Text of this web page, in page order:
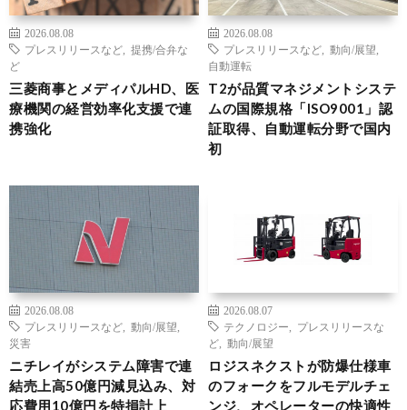
2026.08.08
プレスリリースなど
提携/合弁な
ど
三菱商事とメディパルHD、医
療機関の経営効率化支援で連
携強化
2026.08.08
プレスリリースなど
動向/展望
自動運転
T2が品質マネジメントシステ
ムの国際規格「ISO9001」認
証取得、自動運転分野で国内
初
2026.08.08
プレスリリースなど
動向/展望
災害
ニチレイがシステム障害で連
結売上高50億円減見込み、対
応費用10億円を特損計上
2026.08.07
テクノロジー
プレスリリースな
ど
動向/展望
ロジスネクストが防爆仕様車
のフォークをフルモデルチェ
ンジ、オペレーターの快適性